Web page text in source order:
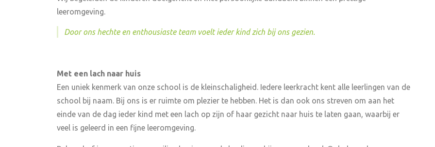
leeromgeving.
Door ons hechte en enthousiaste team voelt ieder kind zich bij ons gezien.
Met een lach naar huis
Een uniek kenmerk van onze school is de kleinschaligheid. Iedere leerkracht kent alle leerlingen van de
school bij naam. Bij ons is er ruimte om plezier te hebben. Het is dan ook ons streven om aan het
einde van de dag ieder kind met een lach op zijn of haar gezicht naar huis te laten gaan, waarbij er
veel is geleerd in een fijne leeromgeving.